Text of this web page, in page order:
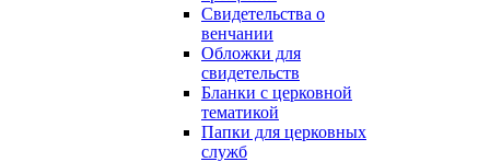
Свидетельства о
венчании
Обложки для
свидетельств
Бланки с церковной
тематикой
Папки для церковных
служб